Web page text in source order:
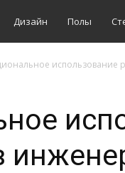
Дизайн Полы
использование